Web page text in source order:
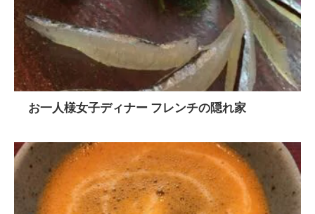
お一人様女子ディナー フレンチの隠れ家